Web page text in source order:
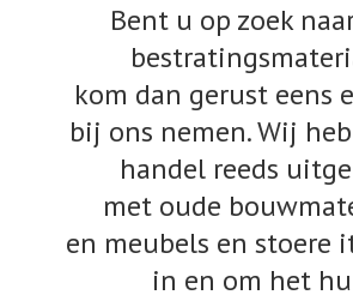
Bent u op zoek
kom dan gerust eens
bij ons nemen. Wij
handel reeds
met oude
en meubels en stoere
in en om het